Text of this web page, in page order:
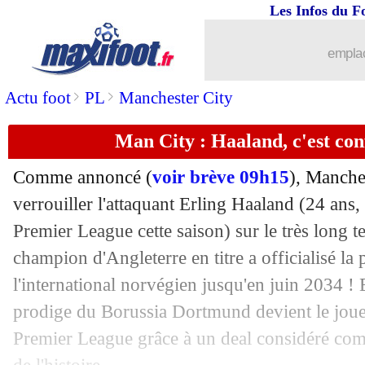
Actu foot> PL > Manchester City
Les Infos du
Man City : Haaland, c'est
Comme annoncé (voir brève 09h15),
verrouiller l'attaquant Erling Haaland (24
Premier League cette saison) sur le très long
champion d'Angleterre en titre a officialisé la
l'international norvégien jusqu'en juin 2034 !
prodige du Borussia Dortmund devient le
Premier League grâce à un deal considéré
: Montpellier insiste pour Meïté
17/01 Man City: Haaland justifie sa
: le mercato, la réponse de Luis
17/01 Real: le geste de Mbappé, Ancelotti
17/01 PSG: malade, Dembélé va rater Lens
17/01 Belgique : Tedesco a bien pris la
17/01 Monaco: un milieu de Chelsea dans
17/01 Real: Endrick se montre patient